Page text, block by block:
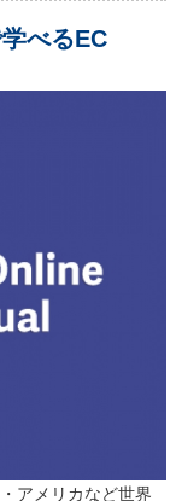
べるEC
アメリカなど世界